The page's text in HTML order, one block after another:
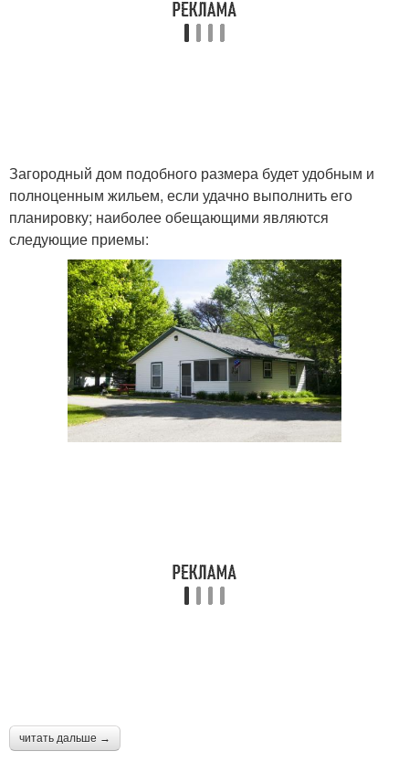
Загородный дом подобного размера будет удобным и
полноценным жильем, если удачно выполнить его
планировку; наиболее обещающими являются
следующие приемы:
читать дальше →